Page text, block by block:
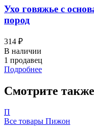
Ухо говяжье с
пород
314 ₽
В наличии
1 продавец
Подробнее
Смотрите также
П
Все товары Пижон